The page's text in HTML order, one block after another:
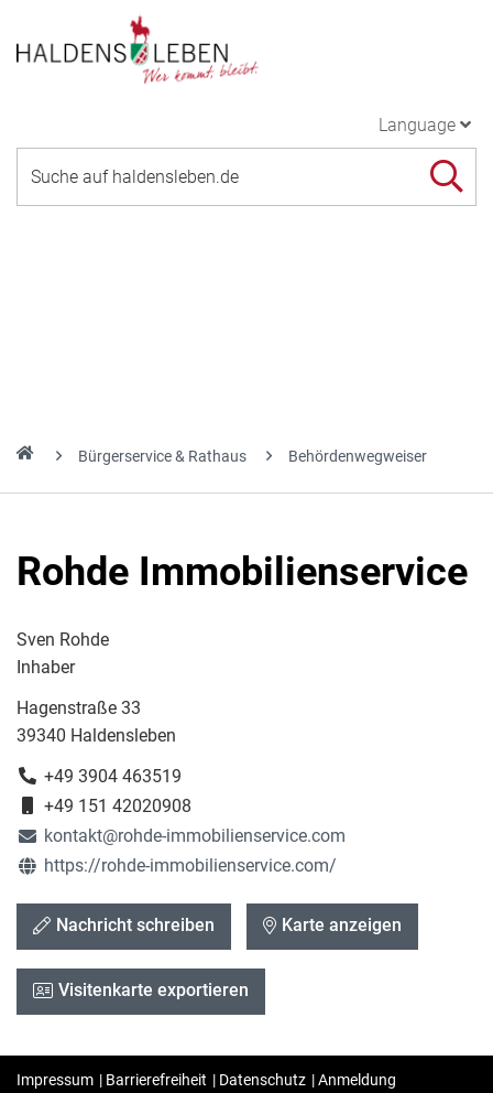
Language
Bürgerservice & Rathaus Behördenwegweiser
Rohde Immobilienservice
Sven Rohde
Inhaber
Hagenstraße 33
39340 Haldensleben
+49 3904 463519
+49 151 42020908
kontakt@rohde-immobilienservice.com
https://rohde-immobilienservice.com/
Nachricht schreiben Karte anzeigen
Visitenkarte exportieren
Impressum | Barrierefreiheit | Datenschutz |Anmeldung